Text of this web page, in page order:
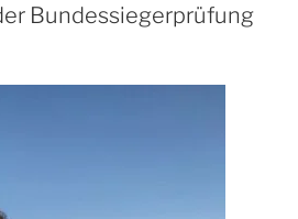
Bundessiegerprüfung